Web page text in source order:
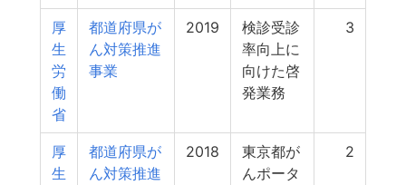
厚
生
労
働
省
都道府県が
ん対策推進
事業
2019
検診受診
率向上に
向けた啓
発業務
3
厚
生
都道府県が
ん対策推進
2018
東京都が
んポータ
2